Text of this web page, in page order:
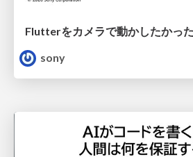
Flutterをカメラで動かしたかっ
sony